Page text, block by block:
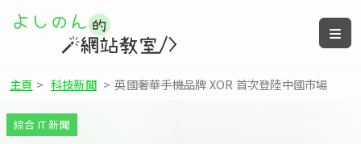
主頁 > 科技新聞 > 英國奢華手機品牌 XOR 首次登陸中國市場
綜合 IT 新聞